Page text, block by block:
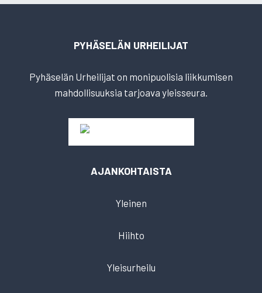
PYHÄSELÄN URHEILIJAT
Pyhäselän Urheilijat on monipuolisia liikkumisen
mahdollisuuksia tarjoava yleisseura.
AJANKOHTAISTA
Yleinen
Hiihto
Yleisurheilu